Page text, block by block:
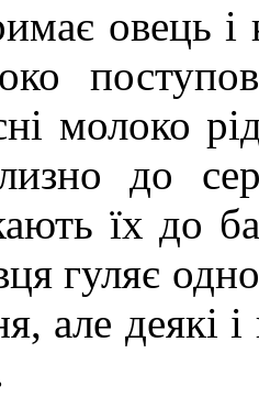
овець і
молоко
до
їх до
гуляє
але деякі